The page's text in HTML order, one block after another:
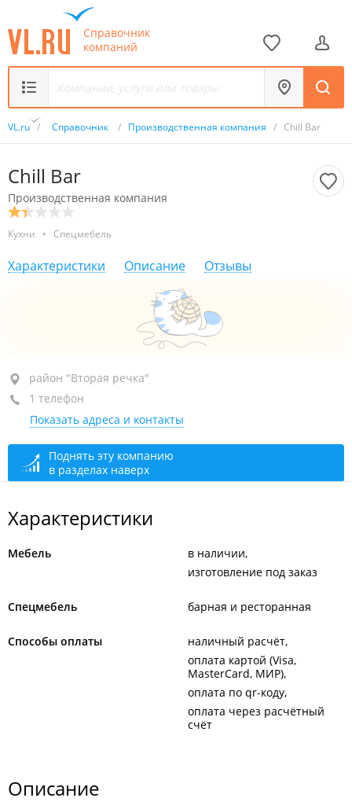
Справочник
компаний
VL.ru / Справочник / Производственная компания / Chill Bar
Chill Bar
Производственная компания
Кухни • Спецмебель
Характеристики Описание Отзывы
район "Вторая речка", ул. Русская, 53А
+7 964 430-24-04
сегодня закрыто
район "Вторая речка"
1 телефон
Показать адреса и контакты
Поднять эту компанию
в разделах наверх
Характеристики
Мебель
в наличии
изготовление под заказ
Спецмебель барная и ресторанная
Способы оплаты
наличный расчёт
оплата картой (Visa,
MasterCard, МИР)
оплата по qr-коду
оплата через расчётный
счёт
Описание